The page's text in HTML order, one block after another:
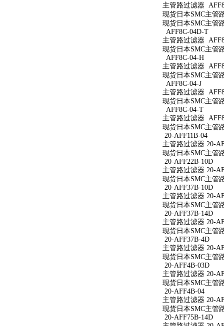
主管路过滤器
现货日本SMC主管
现货日本SMC主管
AFF8C-04D-T
主管路过滤器
现货日本SMC主管
AFF8C-04-H
主管路过滤器
现货日本SMC主管
AFF8C-04-J
主管路过滤器
现货日本SMC主管
AFF8C-04-T
主管路过滤器
现货日本SMC主管
20-AFF11B-04
主管路过滤器 20-
现货日本SMC主管
20-AFF22B-10D
主管路过滤器 20-
现货日本SMC主管
20-AFF37B-10D
主管路过滤器 20-
现货日本SMC主管
20-AFF37B-14D
主管路过滤器 20-
现货日本SMC主管
20-AFF37B-4D
主管路过滤器 20-
现货日本SMC主管
20-AFF4B-03D
主管路过滤器 20-
现货日本SMC主管
20-AFF4B-04
主管路过滤器 20-
现货日本SMC主管
20-AFF75B-14D